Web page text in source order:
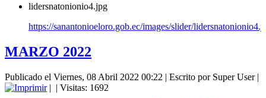
lidersnatonionio4.jpg
https://sanantonioeloro.gob.ec/images/slider/
MARZO 2022
Publicado el Viernes, 08 Abril 2022 00:22 | Escrito por Super User|
| | Visitas: 1692